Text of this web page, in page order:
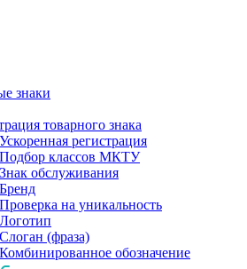
знаки
товарного знака
Ускоренная регистрация
Подбор классов МКТУ
Знак обслуживания
Бренд
Проверка на уникальность
Логотип
Слоган (фраза)
Комбинированное обозначение